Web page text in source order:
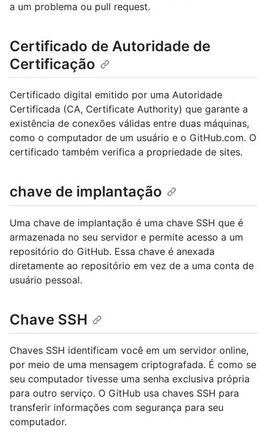
a um problema ou pull request.
Certificado de Autoridade de
Certificação
Certificado digital emitido por uma Autoridade
Certificada (CA, Certificate Authority) que garante a
existência de conexões válidas entre duas máquinas,
como o computador de um usuário e o GitHub.com. O
certificado também verifica a propriedade de sites.
chave de implantação
Uma chave de implantação é uma chave SSH que é
armazenada no seu servidor e permite acesso a um
repositório do GitHub. Essa chave é anexada
diretamente ao repositório em vez de a uma conta de
usuário pessoal.
Chave SSH
Chaves SSH identificam você em um servidor online,
por meio de uma mensagem criptografada. É como se
seu computador tivesse uma senha exclusiva própria
para outro serviço. O GitHub usa chaves SSH para
transferir informações com segurança para seu
computador.